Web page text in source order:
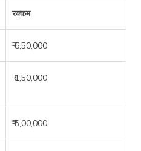
रक्कम
₹ 6,50,000
₹ 1,50,000
₹ 5,00,000